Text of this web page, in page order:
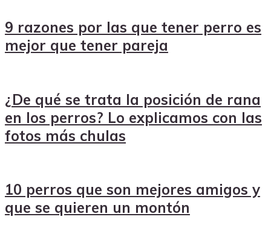
9 razones por las que tener perro es
mejor que tener pareja
¿De qué se trata la posición de rana
en los perros? Lo explicamos con las
fotos más chulas
10 perros que son mejores amigos y
que se quieren un montón